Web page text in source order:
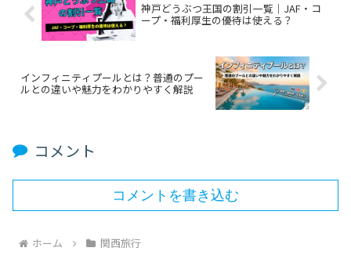
神戸どうぶつ王国の割引一覧｜JAF・コ
ープ・福利厚生の優待は使える？
インフィニティプールとは？普通のプー
ルとの違いや魅力をわかりやすく解説
コメント
コメントを書き込む
ホーム 関西旅行